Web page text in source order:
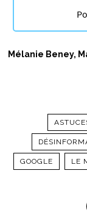
Mélanie Beney,
GOOGLE LE